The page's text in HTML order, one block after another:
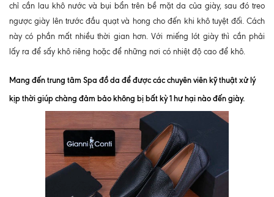
chỉ cần lau khô nước và bụi bẩn trên bề mặt da của giày, sau đó treo
ngược giày lên trước đầu quạt và hong cho đến khi khô tuyệt đối. Cách
này có phần mất nhiều thời gian hơn. Với miếng lót giày thì cần phải
lấy ra để sấy khô riêng hoặc để những nơi có nhiệt độ cao để khô.
Mang đến trung tâm Spa đồ da để được các chuyên viên kỹ thuật xử lý
kịp thời giúp chàng đảm bảo không bị bất kỳ 1 hư hại nào đến giày.